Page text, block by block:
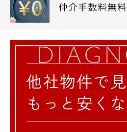
仲介手数料無料